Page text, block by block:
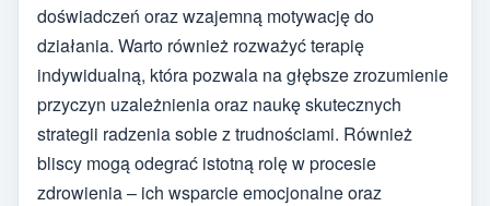
doświadczeń oraz wzajemną motywację do
działania. Warto również rozważyć terapię
indywidualną, która pozwala na głębsze zrozumienie
przyczyn uzależnienia oraz naukę skutecznych
strategii radzenia sobie z trudnościami. Również
bliscy mogą odegrać istotną rolę w procesie
zdrowienia – ich wsparcie emocjonalne oraz